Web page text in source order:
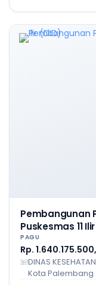
Pembangunan
Puskesmas 11
PAGU
Rp.
DINAS
Kota Palembang